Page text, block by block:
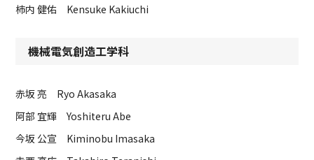
柿内 健佑 Kensuke Kakiuchi
機械電気創造工学科
赤坂 亮 Ryo Akasaka
阿部 宜輝 Yoshiteru Abe
今坂 公宣 Kiminobu Imasaka